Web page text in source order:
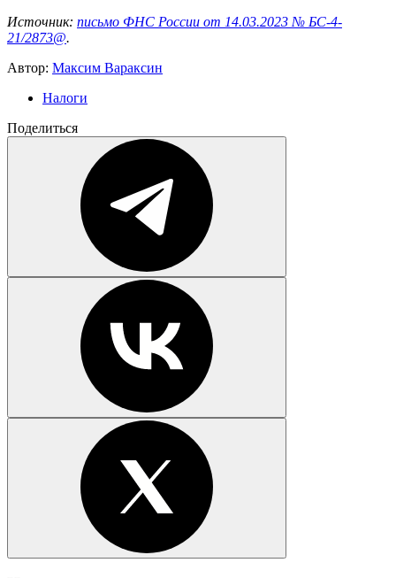
Источник: письмо ФНС России от 14.03.2023 № БС-4-
21/2873@.
Автор: Максим Вараксин
Налоги
Поделиться